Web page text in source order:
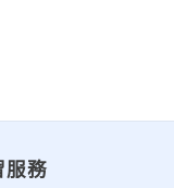
服務